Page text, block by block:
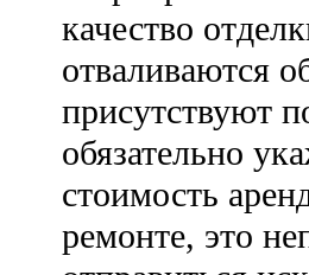
качество
отваливаются
присутствуют
обязательно
стоимость
ремонте, это